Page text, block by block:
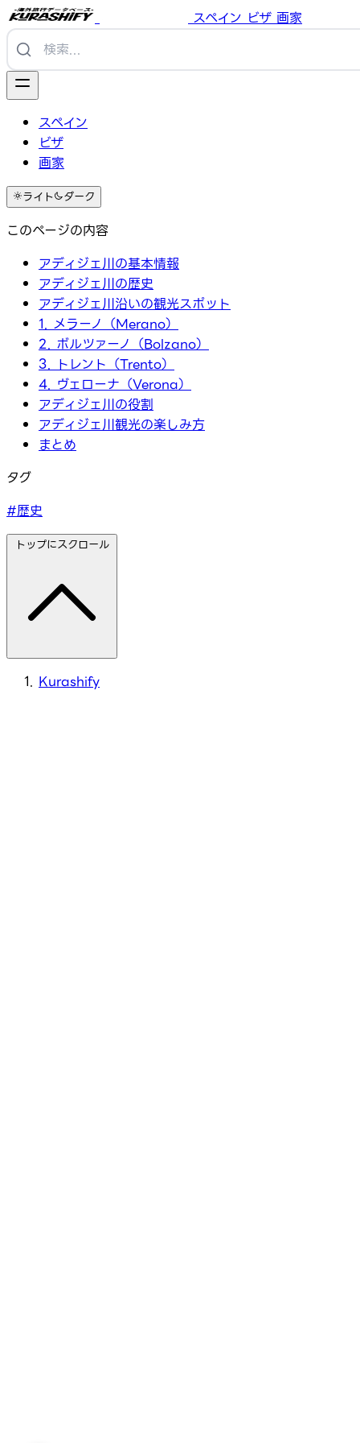
スペイン ビザ 画家
スペイン
ビザ
画家
ライト ダーク
このページの内容
アディジェ川の基本情報
アディジェ川の歴史
アディジェ川沿いの観光スポット
1. メラーノ（Merano）
2. ボルツァーノ（Bolzano）
3. トレント（Trento）
4. ヴェローナ（Verona）
アディジェ川の役割
アディジェ川観光の楽しみ方
まとめ
タグ
#歴史
トップにスクロール
Kurashify